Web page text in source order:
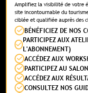
Amplifiez la visibilité de votre
site incontournable du
ciblée et qualifiée auprès des
BÉNÉFICIEZ DE NOS
PARTICIPEZ AUX
L'ABONNEMENT)
ACCÉDEZ AUX
PARTICIPEZ AU
ACCÉDEZ AUX
CONSULTEZ NOS